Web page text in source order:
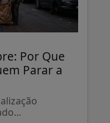
Por Que
Parar a